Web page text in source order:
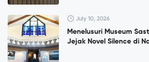
July 10, 2026
Menelusuri Museum
Jejak Novel Silence di